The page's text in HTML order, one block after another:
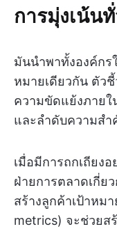
การมุ่งเน้น
มันนำพาทั้งองค์กร
หมายเดียวกัน ตัว
ความขัดแย้งภายใ
และลำดับความส
เมื่อมีการถกเถียง
ฝ่ายการตลาดเกี่ย
สร้างลูกค้าเป้าหม
metrics) จะช่วยส